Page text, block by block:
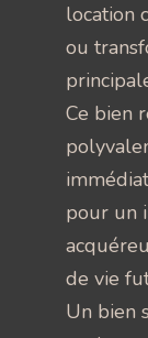
location
ou
Ce bien
pour un
de vie
Un bien